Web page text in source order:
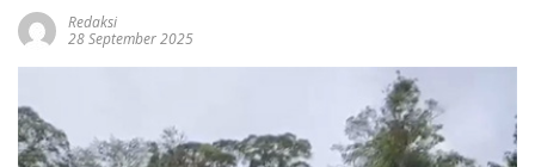
Redaksi
28 September 2025